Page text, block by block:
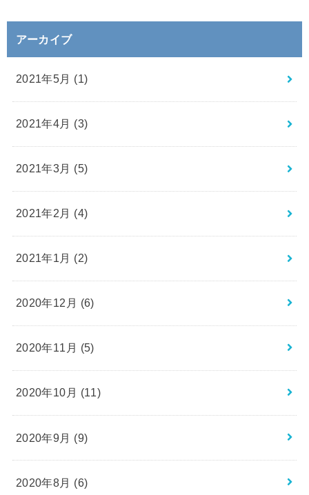
アーカイブ
2021年5月 (1)
2021年4月 (3)
2021年3月 (5)
2021年2月 (4)
2021年1月 (2)
2020年12月 (6)
2020年11月 (5)
2020年10月 (11)
2020年9月 (9)
2020年8月 (6)